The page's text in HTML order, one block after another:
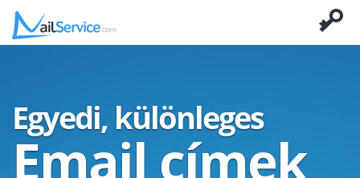
Egyedi, különleges
Email címek